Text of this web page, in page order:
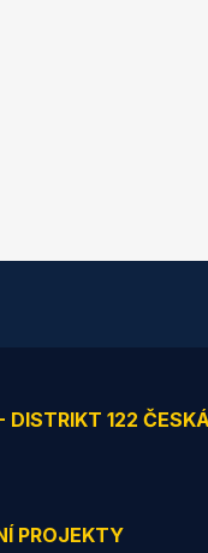
DISTRIKT 122
PROJEKTY